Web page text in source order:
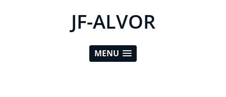
JF-ALVOR
MENU